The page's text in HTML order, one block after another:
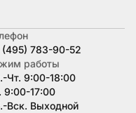
(495) 783-90-52
работы
Чт. 9:00-18:00
9:00-17:00
Вск. Выходной